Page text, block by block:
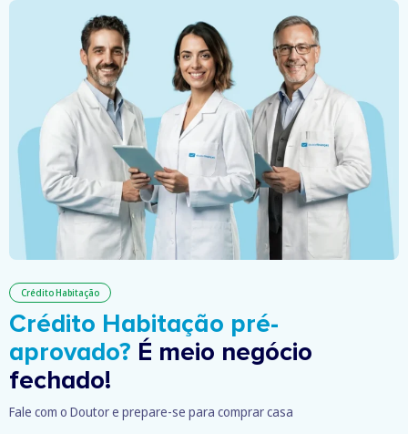
Crédito Habitação
Crédito Habitação pré-
aprovado? É meio negócio
fechado!
Fale com o Doutor e prepare-se para comprar casa